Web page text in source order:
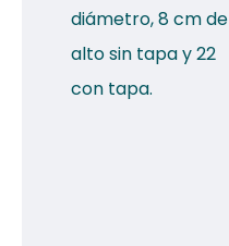
diámetro, 8 cm de
alto sin tapa y 22
con tapa.